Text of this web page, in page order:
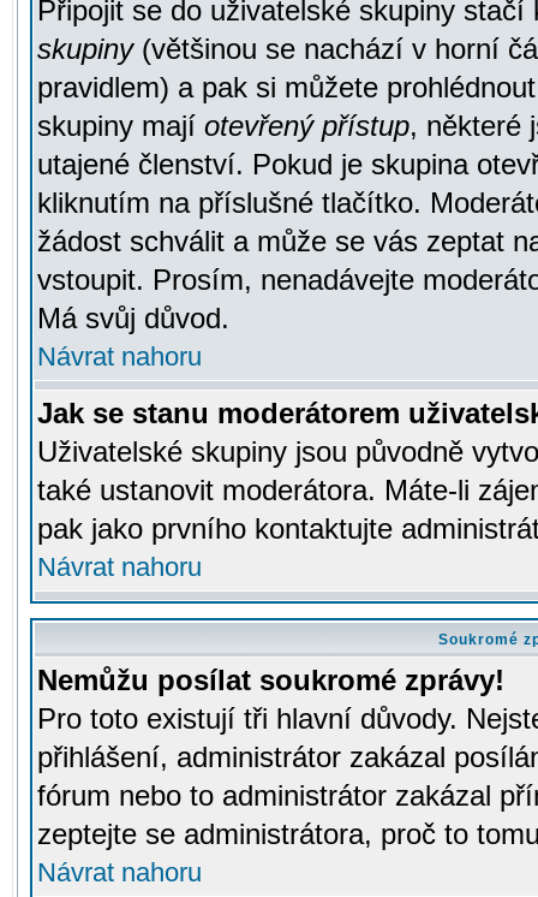
Připojit se do uživatelské skupiny
skupiny(většinou se nachází v horní
pravidlem) a pak si můžete
skupiny mají otevřený přístup, některé
utajené členství. Pokud je skupina
kliknutím na příslušné tlačítko.
žádost schválit a může se vás zeptat
vstoupit. Prosím, nenadávejte
Má svůj důvod.
Návrat nahoru
Jak se stanu moderátorem
Uživatelské skupiny jsou původně
také ustanovit moderátora. Máte-li
pak jako prvního kontaktujte
Návrat nahoru
Soukromé
Nemůžu posílat soukromé zprávy!
Pro toto existují tři hlavní důvody.
přihlášení, administrátor zakázal
fórum nebo to administrátor zakázal
zeptejte se administrátora, proč to
Návrat nahoru